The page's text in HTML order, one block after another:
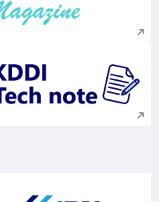
新規ウィンドウで
新規ウィンドウで